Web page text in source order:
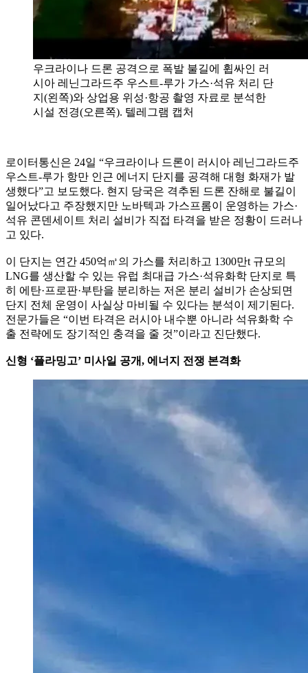
우크라이나 드론 공격으로 폭발 불길에 휩싸인 러
시아 레닌그라드주 우스트-루가 가스·석유 처리 단
지(왼쪽)와 상업용 위성·항공 촬영 자료로 분석한
시설 전경(오른쪽). 텔레그램 캡처
로이터통신은 24일 “우크라이나 드론이 러시아 레닌그라드주
우스트-루가 항만 인근 에너지 단지를 공격해 대형 화재가 발
생했다”고 보도했다. 현지 당국은 격추된 드론 잔해로 불길이
일어났다고 주장했지만 노바텍과 가스프롬이 운영하는 가스·
석유 콘덴세이트 처리 설비가 직접 타격을 받은 정황이 드러나
고 있다.
이 단지는 연간 450억㎥의 가스를 처리하고 1300만t 규모의
LNG를 생산할 수 있는 유럽 최대급 가스·석유화학 단지로 특
히 에탄·프로판·부탄을 분리하는 저온 분리 설비가 손상되면
단지 전체 운영이 사실상 마비될 수 있다는 분석이 제기된다.
전문가들은 “이번 타격은 러시아 내수뿐 아니라 석유화학 수
출 전략에도 장기적인 충격을 줄 것”이라고 진단했다.
신형 ‘플라밍고’ 미사일 공개, 에너지 전쟁 본격화